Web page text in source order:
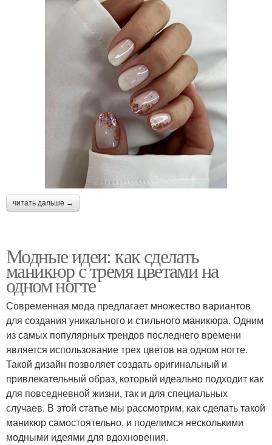
читать дальше →
Модные идеи: как сделать
маникюр с тремя цветами на
одном ногте
Современная мода предлагает множество вариантов
для создания уникального и стильного маникюра. Одним
из самых популярных трендов последнего времени
является использование трех цветов на одном ногте.
Такой дизайн позволяет создать оригинальный и
привлекательный образ, который идеально подходит как
для повседневной жизни, так и для специальных
случаев. В этой статье мы рассмотрим, как сделать такой
маникюр самостоятельно, и поделимся несколькими
модными идеями для вдохновения.